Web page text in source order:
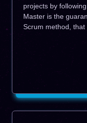
projects by
Master is the
Scrum method, that